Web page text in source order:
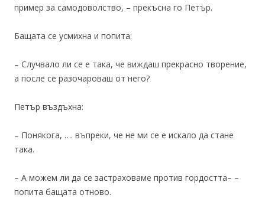
пример за самодоволство, – прекъсна го Петър.
Бащата се усмихна и попита:
– Случвало ли се е така, че виждаш прекрасно творение,
а после се разочароваш от него?
Петър въздъхна:
– Понякога, …. въпреки, че не ми се е искало да стане
така.
– А можем ли да се застраховаме против гордостта– –
попита бащата отново.